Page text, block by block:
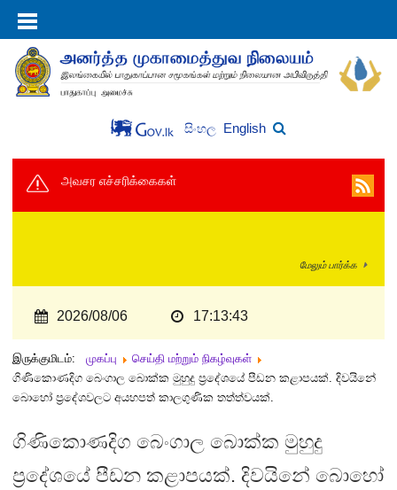
සිංහල English
அவசர எச்சரிக்கைகள்
மேலும் பார்க்க
2026/08/06 17:13:44
இருக்குமிடம்: முகப்பு
செய்தி மற்றும் நிகழ்வுகள்
ගිණිකොණදිග බෙංගාල බොක්ක මුහුදු ප්‍රදේශයේ පීඩන කළාපයක්. දිවයිනේ
බොහෝ ප්‍රදේශවලට අයහපත් කාලගුණික තත්ත්වයක්.
ගිණිකොණදිග බෙංගාල බොක්ක මුහුදු
ප්‍රදේශයේ පීඩන කළාපයක්. දිවයිනේ බොහෝ